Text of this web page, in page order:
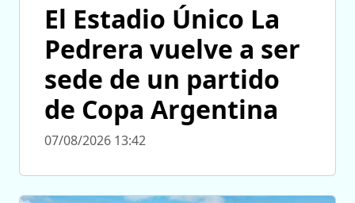
El Estadio Único La
Pedrera vuelve a ser
sede de un partido
de Copa Argentina
07/08/2026 13:42